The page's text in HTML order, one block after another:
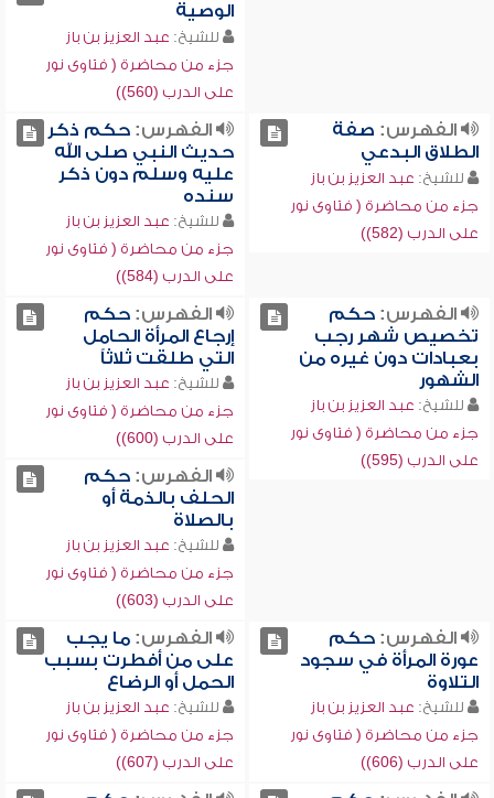
الوصية
للشيخ: عبد العزيز بن باز
جزء من محاضرة ( فتاوى نور
على الدرب (560))
الفهرس: صفة
الطلاق البدعي
للشيخ: عبد العزيز بن باز
جزء من محاضرة ( فتاوى نور
على الدرب (582))
الفهرس:حكم ذكر
حديث النبي صلى الله
عليه وسلم دون ذكر
سنده
للشيخ: عبد العزيز بن باز
جزء من محاضرة ( فتاوى نور
على الدرب (584))
الفهرس:حكم
تخصيص شهر رجب
بعبادات دون غيره من
الشهور
للشيخ: عبد العزيز بن باز
جزء من محاضرة ( فتاوى نور
على الدرب (595))
الفهرس:حكم
إرجاع المرأة الحامل
التي طلقت ثلاثاً
للشيخ: عبد العزيز بن باز
جزء من محاضرة ( فتاوى نور
على الدرب (600))
الفهرس:حكم
الحلف بالذمة أو
بالصلاة
للشيخ: عبد العزيز بن باز
جزء من محاضرة ( فتاوى نور
على الدرب (603))
الفهرس:حكم
عورة المرأة في سجود
التلاوة
للشيخ: عبد العزيز بن باز
جزء من محاضرة ( فتاوى نور
على الدرب (606))
الفهرس:ما يجب
على من أفطرت بسبب
الحمل أو الرضاع
للشيخ: عبد العزيز بن باز
جزء من محاضرة ( فتاوى نور
على الدرب (607))